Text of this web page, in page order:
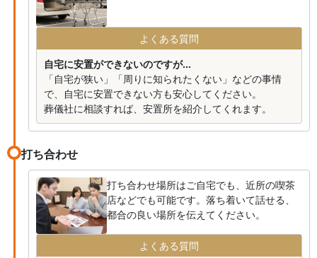
よくある質問
自宅に安置ができないのですが...
「自宅が狭い」「周りに知られたくない」などの事情
で、自宅に安置できない方も安心してください。
葬儀社に相談すれば、安置所を紹介してくれます。
打ち合わせ
打ち合わせ場所はご自宅でも、近所の喫茶
店などでも可能です。落ち着いて話せる、
都合の良い場所を伝えてください。
よくある質問